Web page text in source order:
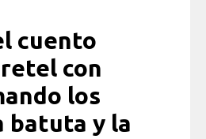
cuento
con
los
batuta y la